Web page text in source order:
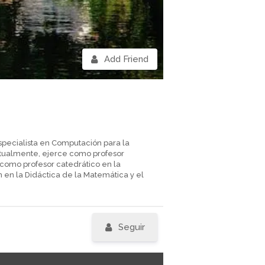
Add Friend
en Computación para la
ejerce como profesor
profesor catedrático en la
en la Didáctica de la Matemática y el
Seguir